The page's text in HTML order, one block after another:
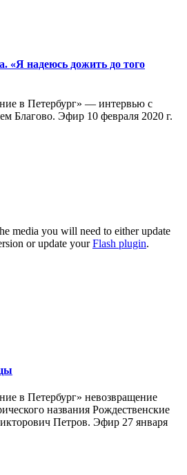
«Я надеюсь дожить до того
в Петербург» — интервью с
Благово. Эфир 10 февраля 2020 г.
media you will need to either update
or update yourFlash plugin.
в Петербург» невозвращение
названия Рождественские
Петров. Эфир 27 января